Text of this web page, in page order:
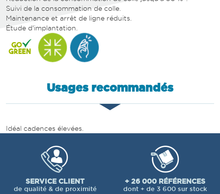
Suivi de la consommation de colle.
Maintenance et arrêt de ligne réduits.
Étude d'implantation.
Usages recommandés
Idéal cadences élevées.
SERVICE CLIENT
de qualité & de proximité
+ 26 000 RÉFÉRENCES
dont + de 3 600 sur stock